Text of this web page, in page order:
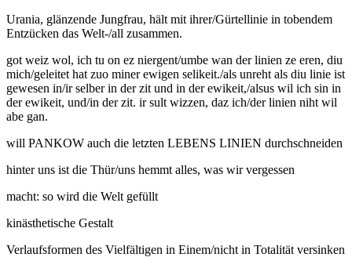
Urania, glänzende Jungfrau, hält mit ihrer/Gürtellinie in tobendem
Entzücken das Welt-/all zusammen.
got weiz wol, ich tu on ez niergent/umbe wan der linien ze eren, diu
mich/geleitet hat zuo miner ewigen selikeit./als unreht als diu linie ist
gewesen in/ir selber in der zit und in der ewikeit,/alsus wil ich sin in
der ewikeit, und/in der zit. ir sult wizzen, daz ich/der linien niht wil
abe gan.
will PANKOW auch die letzten LEBENS LINIEN durchschneiden
hinter uns ist die Thür/uns hemmt alles, was wir vergessen
macht: so wird die Welt gefüllt
kinästhetische Gestalt
Verlaufsformen des Vielfältigen in Einem/nicht in Totalität versinken